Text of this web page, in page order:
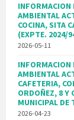
INFORMACION
AMBIENTAL
COCINA, SITA
(EXPTE. 2024/
2026-05-11
INFORMACION
AMBIENTAL
CAFETERIA,
ORDOÑEZ, 8 Y
MUNICIPAL DE
2026-04-23